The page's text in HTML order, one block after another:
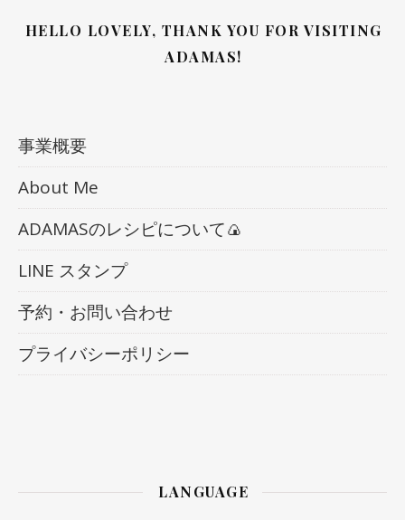
HELLO LOVELY, THANK YOU FOR VISITING
ADAMAS!
事業概要
About Me
ADAMASのレシピについて🍙
LINE スタンプ
予約・お問い合わせ
プライバシーポリシー
LANGUAGE